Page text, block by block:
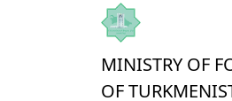
MINISTRY OF
OF